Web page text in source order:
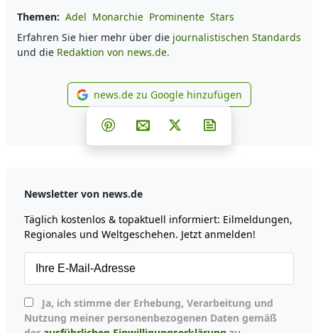
Themen: Adel Monarchie Prominente Stars
Erfahren Sie hier mehr über die journalistischen Standards
und die Redaktion von news.de.
news.de zu Google
news.de zu Google hinzufügen
Teilen auf Facebook
Teilen auf Whatsapp
Teilen auf Telegram
Teilen auf Pinterest
Per E-Mail teilen
Post auf X
Newsletter von news.de
Täglich kostenlos & topaktuell informiert: Eilmeldungen,
Regionales und Weltgeschehen. Jetzt anmelden!
Nutzung meiner personenbezogenen Daten gemäß